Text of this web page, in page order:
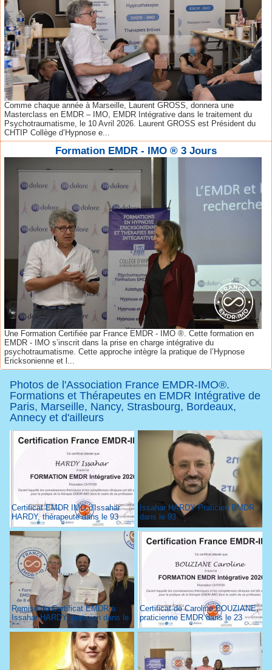
Comme chaque année à Marseille, Laurent GROSS, donnera une
Masterclass en EMDR – IMO, EMDR Intégrative dans le traitement du
Psychotraumatisme, le 10 Avril 2026. Laurent GROSS est Président du
CHTIP Collège d’Hypnose e...
Formation EMDR - IMO ® 3 Jours
Une Formation Certifiée par France EMDR - IMO ®. Cette formation en
EMDR - IMO s’inscrit dans la prise en charge intégrative du
psychotraumatisme. Cette approche intègre la pratique de l’Hypnose
Ericksonienne et l...
Photos de l'Association France EMDR-IMO®.
Formations et Thérapeutes en EMDR Intégrative de
Paris, Marseille, Nancy, Strasbourg, Bordeaux,
Annecy et d'ailleurs
Certificat EMDR IMO d'Issahar
HARDY, thérapeute dans le 93
Issahar HARDY Praticien EMDR
dans le 93
Remise du Certificat EMDR à
Issahar HARDY, praticien dans le
93
Certificat de Caroline BOUZIANE,
praticienne EMDR dans le 23